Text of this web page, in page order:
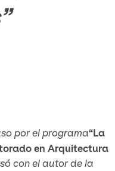
por el programa“La
en Arquitectura
con el autor de la